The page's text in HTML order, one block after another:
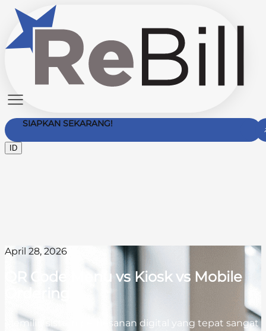
SIAPKAN SEKARANG!
ID
April 28, 2026
QR Code Menu vs Kiosk vs Mobile
Ordering
Memilih sistem pemesanan digital yang tepat sangat